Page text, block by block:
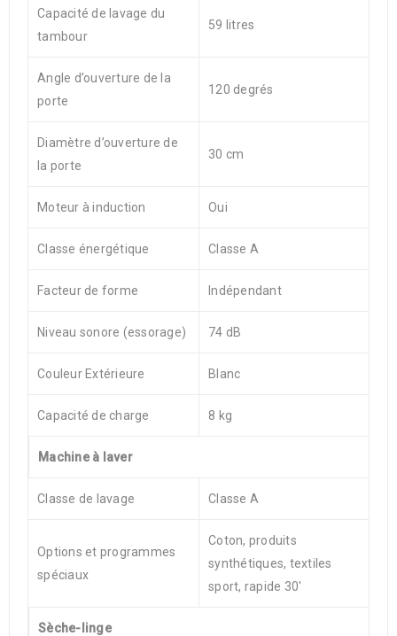
Capacité de lavage du
tambour
59 litres
Angle d’ouverture de la
porte
120 degrés
Diamètre d’ouverture de
la porte
30 cm
Moteur à induction Oui
Classe énergétique Classe A
Facteur de forme Indépendant
Niveau sonore (essorage) 74 dB
Couleur Extérieure Blanc
Capacité de charge 8 kg
Machine à laver
Classe de lavage Classe A
Options et programmes
spéciaux
Coton, produits
synthétiques, textiles
sport, rapide 30′
Sèche-linge